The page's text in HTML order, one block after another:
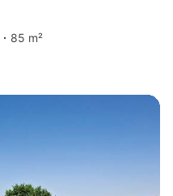
85 m²